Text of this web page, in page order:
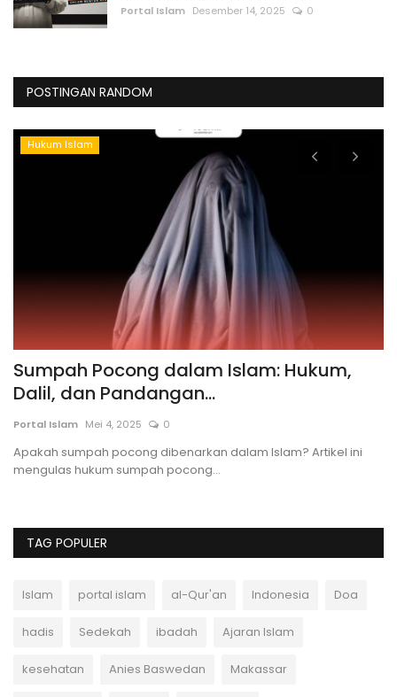
Portal Islam Desember 14, 2025 0
POSTINGAN RANDOM
Hukum Islam
Sumpah Pocong dalam Islam: Hukum,
Dalil, dan Pandangan...
Portal Islam Mei 4, 2025 0
Apakah sumpah pocong dibenarkan dalam Islam? Artikel ini
mengulas hukum sumpah pocong...
TAG POPULER
Islam portal islam al-Qur'an Indonesia Doa
hadis Sedekah ibadah Ajaran Islam
kesehatan Anies Baswedan Makassar